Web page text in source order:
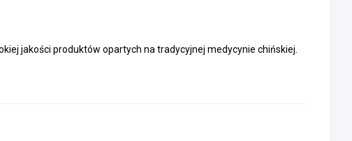
jakości produktów opartych na tradycyjnej medycynie chińskiej.